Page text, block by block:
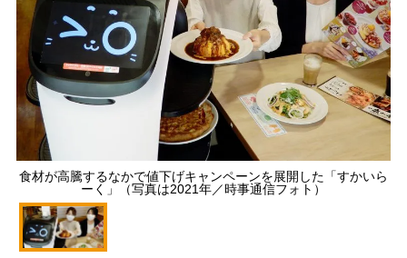
食材が高騰するなかで値下げキャンペーンを展開した「すかいら
ーく」（写真は2021年／時事通信フォト）